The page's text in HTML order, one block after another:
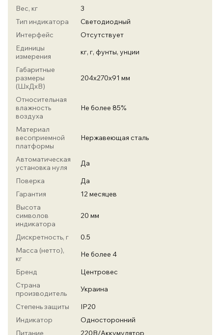
Вес, кг
3
Тип индикатора
Светодиодный
Интерфейс
Отсутствует
Единицы
измерения
кг, г, фунты, унции
Габаритные
размеры
(ШхДхВ)
204х270х91 мм
Относительная
влажность
воздуха
Не более 85%
Материал
весоприемной
платформы
Нержавеющая сталь
Автоматическая
установка нуля
Да
Поверка
Да
Гарантия
12 месяцев
Высота
символов
индикатора
20 мм
Дискретность, г
0.5
Масса (нетто),
кг
Не более 4
Бренд
Центровес
Страна
производитель
Украина
Степень защиты
IP20
Индикатор
Односторонний
Питание
220В/Аккумулятор